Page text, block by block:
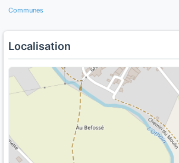
Communes
Localisation